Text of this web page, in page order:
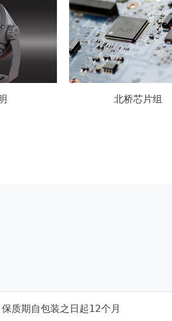
定制的ASICS芯片
保质期自包装之日起12个月